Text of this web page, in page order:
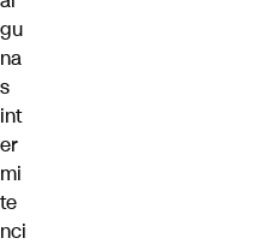
gu
na
s
int
er
mi
te
nci